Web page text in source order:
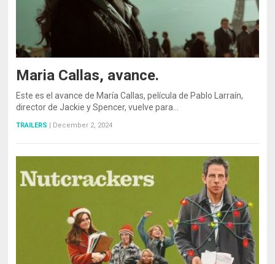
Maria Callas, avance.
Este es el avance de María Callas, película de Pablo Larraín,
director de Jackie y Spencer, vuelve para…
TRAILERS | December 2, 2024